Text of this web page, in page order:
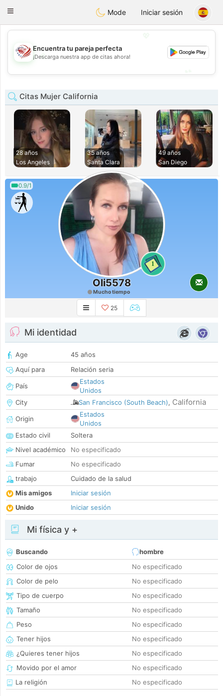
StatesDating
Toggle
Mode Iniciar sesión
💕
Encuentra tu pareja perfecta
¡Descarga nuestra app de citas ahora!
Citas Mujer California
28 años
Los Angeles
35 años
Santa Clara
49 años
San Diego
0.9/1
1
Oli5578
Mucho tiempo
25
Mi identidad
Age
45 años
Aquí para
Relación seria
País
Estados
Unidos
City
San Francisco (South Beach), California
Origin
Estados
Unidos
Estado civil
Soltera
Nivel académico
No especificado
Fumar
No especificado
trabajo
Cuidado de la salud
Mis amigos
Iniciar sesión
Unido
Iniciar sesión
Mi física y +
Buscando
hombre
Color de ojos
No especificado
Color de pelo
No especificado
Tipo de cuerpo
No especificado
Tamaño
No especificado
Peso
No especificado
Tener hijos
No especificado
¿Quieres tener hijos
No especificado
Movido por el amor
No especificado
La religión
No especificado